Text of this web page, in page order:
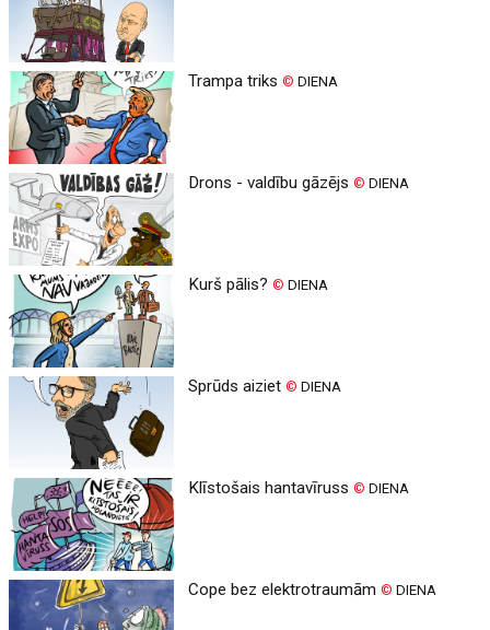
Trampa triks© DIENA
Drons - valdību gāzējs© DIENA
Kurš pālis?© DIENA
Sprūds aiziet© DIENA
Klīstošais hantavīruss© DIENA
Cope bez elektrotraumām© DIENA